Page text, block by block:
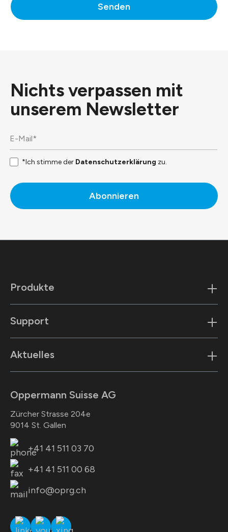
Senden
Nichts verpassen mit
unserem Newsletter
*Ich stimme der Datenschutzerklärung zu.
Abonnieren
Oppermann Suisse AG
Zürcher Strasse 204e
9014 St. Gallen
+41 41 511 03 70
+41 41 511 00 68
info@oprg.ch
Produkte
Support
Aktuelles